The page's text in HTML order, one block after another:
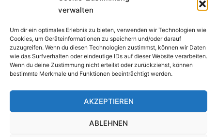
verwalten
Um dir ein optimales Erlebnis zu bieten, verwenden wir Technologien wie
Cookies, um Geräteinformationen zu speichern und/oder darauf
zuzugreifen. Wenn du diesen Technologien zustimmst, können wir Daten
wie das Surfverhalten oder eindeutige IDs auf dieser Website verarbeiten.
Wenn du deine Zustimmung nicht erteilst oder zurückziehst, können
bestimmte Merkmale und Funktionen beeinträchtigt werden.
AKZEPTIEREN
ABLEHNEN
Mennonitengemeinde Espelkamp
INFORMATIONEN
Datenschutzerklärung
Impressum